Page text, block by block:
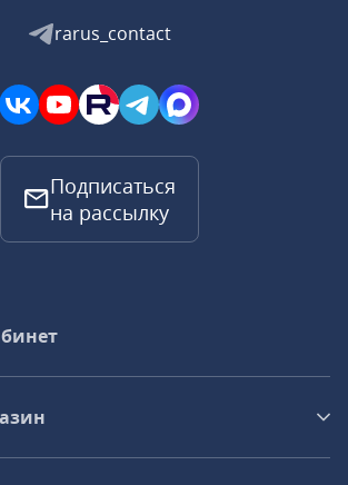
rarus_contact
Подписаться
на рассылку